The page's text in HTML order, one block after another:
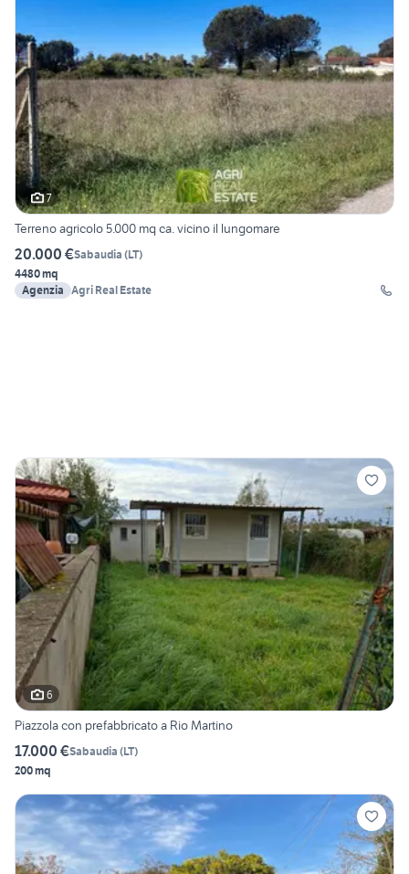
7
Terreno agricolo 5.000 mq ca. vicino il lungomare
20.000 €Sabaudia (LT)
4480 mq
Agenzia Agri Real Estate
6
Piazzola con prefabbricato a Rio Martino
17.000 €Sabaudia (LT)
200 mq